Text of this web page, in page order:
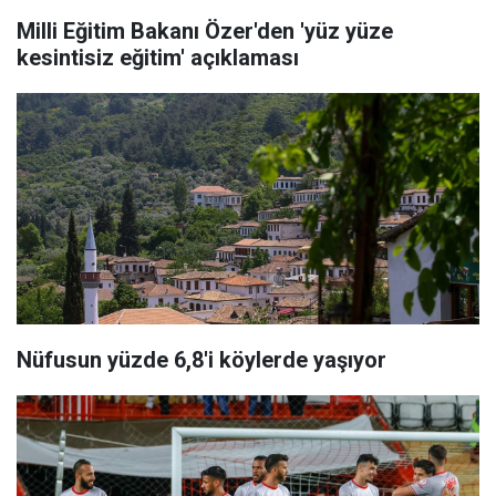
Milli Eğitim Bakanı Özer'den 'yüz yüze
kesintisiz eğitim' açıklaması
Nüfusun yüzde 6,8'i köylerde yaşıyor